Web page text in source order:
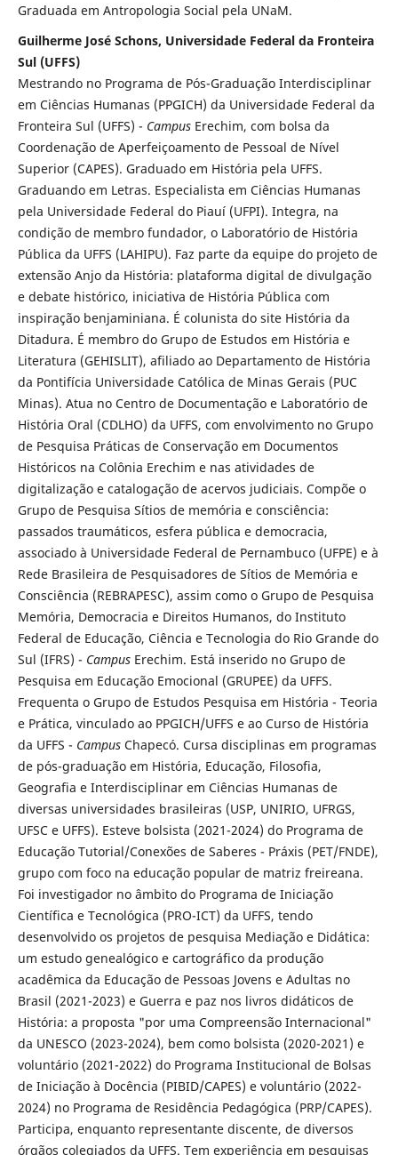
Graduada em Antropologia Social pela UNaM.
Guilherme José Schons, Universidade Federal da Fronteira
Sul (UFFS)
Mestrando no Programa de Pós-Graduação Interdisciplinar
em Ciências Humanas (PPGICH) da Universidade Federal da
Fronteira Sul (UFFS) - Campus Erechim, com bolsa da
Coordenação de Aperfeiçoamento de Pessoal de Nível
Superior (CAPES). Graduado em História pela UFFS.
Graduando em Letras. Especialista em Ciências Humanas
pela Universidade Federal do Piauí (UFPI). Integra, na
condição de membro fundador, o Laboratório de História
Pública da UFFS (LAHIPU). Faz parte da equipe do projeto de
extensão Anjo da História: plataforma digital de divulgação
e debate histórico, iniciativa de História Pública com
inspiração benjaminiana. É colunista do site História da
Ditadura. É membro do Grupo de Estudos em História e
Literatura (GEHISLIT), afiliado ao Departamento de História
da Pontifícia Universidade Católica de Minas Gerais (PUC
Minas). Atua no Centro de Documentação e Laboratório de
História Oral (CDLHO) da UFFS, com envolvimento no Grupo
de Pesquisa Práticas de Conservação em Documentos
Históricos na Colônia Erechim e nas atividades de
digitalização e catalogação de acervos judiciais. Compõe o
Grupo de Pesquisa Sítios de memória e consciência:
passados traumáticos, esfera pública e democracia,
associado à Universidade Federal de Pernambuco (UFPE) e à
Rede Brasileira de Pesquisadores de Sítios de Memória e
Consciência (REBRAPESC), assim como o Grupo de Pesquisa
Memória, Democracia e Direitos Humanos, do Instituto
Federal de Educação, Ciência e Tecnologia do Rio Grande do
Sul (IFRS) - Campus Erechim. Está inserido no Grupo de
Pesquisa em Educação Emocional (GRUPEE) da UFFS.
Frequenta o Grupo de Estudos Pesquisa em História - Teoria
e Prática, vinculado ao PPGICH/UFFS e ao Curso de História
da UFFS - Campus Chapecó. Cursa disciplinas em programas
de pós-graduação em História, Educação, Filosofia,
Geografia e Interdisciplinar em Ciências Humanas de
diversas universidades brasileiras (USP, UNIRIO, UFRGS,
UFSC e UFFS). Esteve bolsista (2021-2024) do Programa de
Educação Tutorial/Conexões de Saberes - Práxis (PET/FNDE),
grupo com foco na educação popular de matriz freireana.
Foi investigador no âmbito do Programa de Iniciação
Científica e Tecnológica (PRO-ICT) da UFFS, tendo
desenvolvido os projetos de pesquisa Mediação e Didática:
um estudo genealógico e cartográfico da produção
acadêmica da Educação de Pessoas Jovens e Adultas no
Brasil (2021-2023) e Guerra e paz nos livros didáticos de
História: a proposta "por uma Compreensão Internacional"
da UNESCO (2023-2024), bem como bolsista (2020-2021) e
voluntário (2021-2022) do Programa Institucional de Bolsas
de Iniciação à Docência (PIBID/CAPES) e voluntário (2022-
2024) no Programa de Residência Pedagógica (PRP/CAPES).
Participa, enquanto representante discente, de diversos
órgãos colegiados da UFFS. Tem experiência em pesquisas